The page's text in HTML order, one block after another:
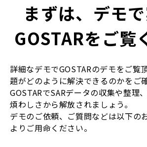
まずは、デモ
GOSTARをご覧
詳細なデモでGOSTARのデモをご覧
題がどのように解決できるのかをご
GOSTARでSARデータの収集や整理
煩わしさから解放されましょう。
デモのご依頼、ご質問などは以下の
よりご用命ください。